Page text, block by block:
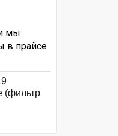
мы
в прайсе
(фильтр